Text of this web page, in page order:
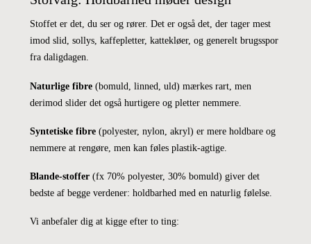
Stoffet er det, du ser og rører. Det er også det, der tager mest
imod slid, sollys, kaffepletter, kattekløer, og generelt brugsspor
fra daligdagen.
Naturlige fibre(bomuld, linned, uld) mærkes rart, men
derimod slider det også hurtigere og pletter nemmere.
Syntetiske fibre(polyester, nylon, akryl) er mere holdbare og
nemmere at rengøre, men kan føles plastik-agtige.
Blande-stoffer(fx 70% polyester, 30% bomuld) giver det
bedste af begge verdener: holdbarhed med en naturlig følelse.
Vi anbefaler dig at kigge efter to ting: